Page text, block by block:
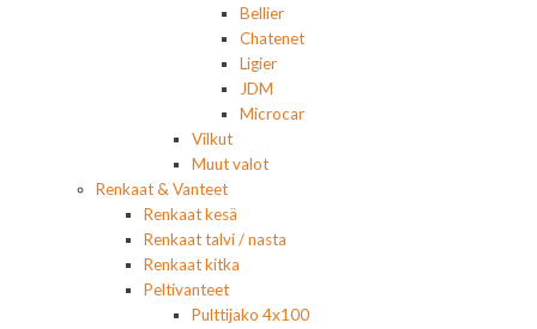
Bellier
Chatenet
Ligier
JDM
Microcar
Vilkut
Muut valot
Renkaat & Vanteet
Renkaat kesä
Renkaat talvi / nasta
Renkaat kitka
Peltivanteet
Pulttijako 4x100